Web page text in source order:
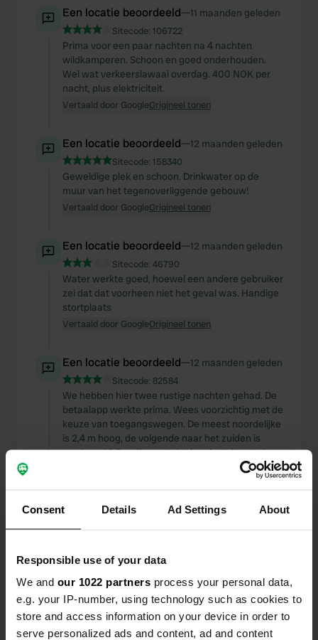
Consent Details Ad Settings About
Responsible use of your data
We and our 1022 partners process your personal data,
e.g. your IP-number, using technology such as cookies to
store and access information on your device in order to
serve personalized ads and content, ad and content
Een locatie beoordeeld—11 maanden geleden
Sitecode: 106722
Prima voor een paar nachten na 4 nachten
wildkamperen. Schoon en goed onderhouden.
Wel wat verkeerslawaai overdag. 400 NOK per
nacht, plus elektriciteit.
Vertaald door GoogleOrigineel tonen
Een locatie beoordeeld—12 maanden geleden
Sitecode: 158340
Geweldige plek en schoon. Drinkwater op de
muur van het tegenoverliggende gebouw!
Vertaald door GoogleOrigineel tonen
Een locatie beoordeeld—12 maanden geleden
Sitecode: 46790
Water werkte goed, hoewel een andere gebruiker
zei dat dat voorheen niet het geval was. Handige
stortplaats
Vertaald door GoogleOrigineel tonen
Een locatie beoordeeld—12 maanden geleden
Sitecode: 82584
We hebben hier twee rustige nachten gehad. De
betaalapp werkte prima. Wees voorzichtig met de
keuze van toegangswegen. De meest noordelijke
is 2,4 m hoog, de volgende naar het zuiden is
maximaal 2,9 m. Ik weet niet hoe het zit met de
meest zuidelijke wegen. Je kunt er van 18.00 tot
06.00 uur verblijven voor 57 Zweedse kronen.
Diverse vaste barbecues vlakbij het strand.
Vertaald door Google
Een foto toegevoegd aan
een locatie
geleden